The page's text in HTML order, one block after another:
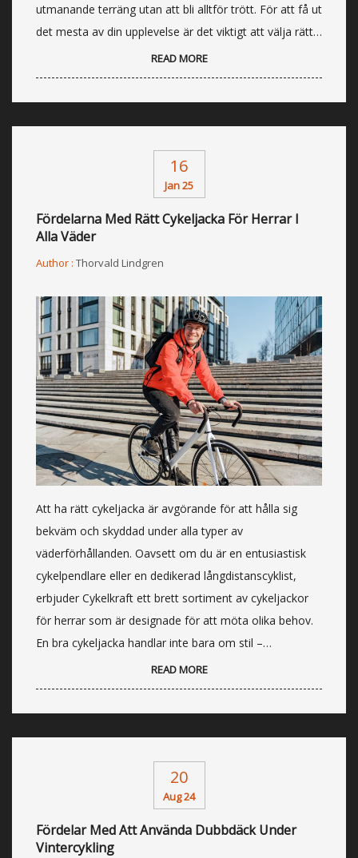
utmanande terräng utan att bli alltför trött. För att få ut
det mesta av din upplevelse är det viktigt att välja rätt…
READ MORE
16
Jan 25
Fördelarna Med Rätt Cykeljacka För Herrar I
Alla Väder
Author : Thorvald Lindgren
Att ha rätt cykeljacka är avgörande för att hålla sig
bekväm och skyddad under alla typer av
väderförhållanden. Oavsett om du är en entusiastisk
cykelpendlare eller en dedikerad långdistanscyklist,
erbjuder Cykelkraft ett brett sortiment av cykeljackor
för herrar som är designade för att möta olika behov.
En bra cykeljacka handlar inte bara om stil –…
READ MORE
20
Aug 24
Fördelar Med Att Använda Dubbdäck Under
Vintercykling